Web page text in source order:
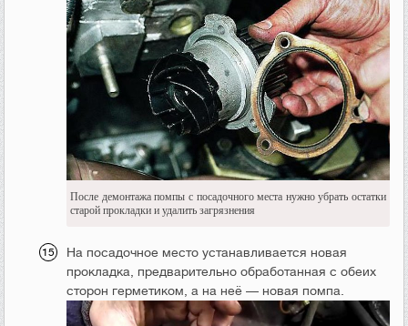
После демонтажа помпы с посадочного места нужно убрать остатки
старой прокладки и удалить загрязнения
На посадочное место устанавливается новая
прокладка, предварительно обработанная с обеих
сторон герметиком, а на неё — новая помпа.